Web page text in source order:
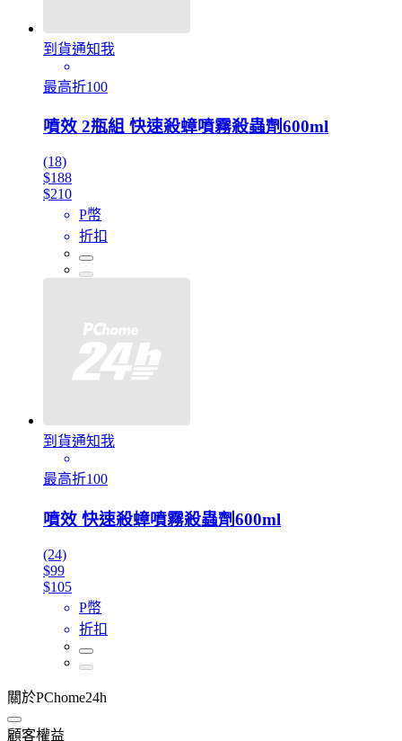
到貨通知我
最高折100
噴效 2瓶組 快速殺蟑噴霧殺蟲劑600ml
(18)
$188
$210
P幣
折扣
到貨通知我
最高折100
噴效 快速殺蟑噴霧殺蟲劑600ml
(24)
$99
$105
P幣
折扣
關於PChome24h
顧客權益